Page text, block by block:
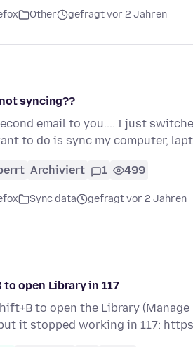
Other gefragt vor 2 Jahren
syncing??
email to you.... I just
to do is sync my computer,
Archiviert 1 499
Sync data gefragt vor 2 Jahren
to open Library in 117
to open the Library
it stopped working in 117: